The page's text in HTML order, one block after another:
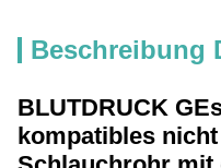
Beschreibung
BLUTDRUCK
kompatibles